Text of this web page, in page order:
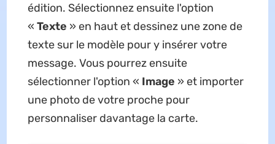
édition. Sélectionnez ensuite l'option
« Texte » en haut et dessinez une zone de
texte sur le modèle pour y insérer votre
message. Vous pourrez ensuite
sélectionner l'option « Image » et importer
une photo de votre proche pour
personnaliser davantage la carte.